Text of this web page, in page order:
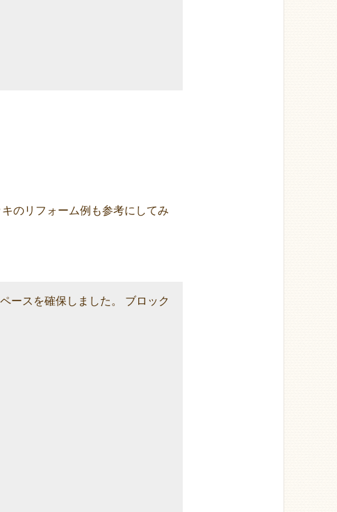
のリフォーム例も参考にしてみ
ースを確保しました。 ブロック